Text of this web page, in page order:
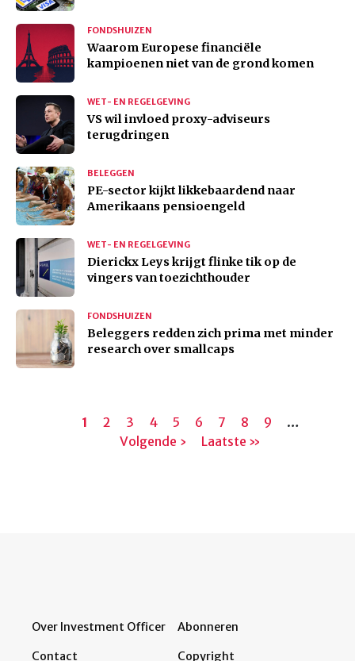
FONDSHUIZEN
Waarom Europese financiële
kampioenen niet van de grond komen
WET- EN REGELGEVING
VS wil invloed proxy-adviseurs
terugdringen
BELEGGEN
PE-sector kijkt likkebaardend naar
Amerikaans pensioengeld
WET- EN REGELGEVING
Dierickx Leys krijgt flinke tik op de
vingers van toezichthouder
FONDSHUIZEN
Beleggers redden zich prima met minder
research over smallcaps
Paginering
Huidige
pagina
1 Pagina
2 Pagina
3 Pagina
4 Pagina
5 Pagina
6 Pagina
7 Pagina
8 Pagina
9 …
Volgende ›
Laatste
Laatste »
Over Investment Officer
Contact
Abonneren
Copyright